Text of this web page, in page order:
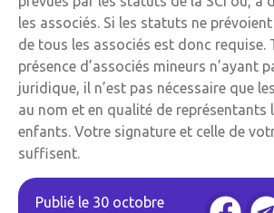
les associés. Si les statuts ne
de tous les associés est donc requise.
présence d’associés mineurs n’ayant
juridique, il n’est pas nécessaire que
au nom et en qualité de représentants
enfants. Votre signature et celle de
suffisent.
Publié le 30 octobre